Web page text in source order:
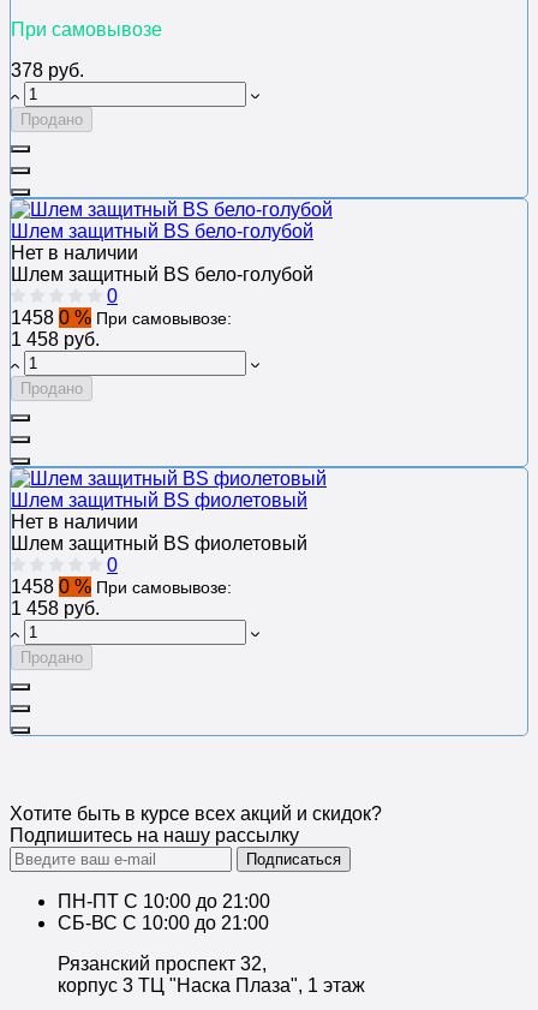
При самовывозе
378 руб.
Продано
Шлем защитный BS бело-голубой
Нет в наличии
Шлем защитный BS бело-голубой
0
1458 0 % При самовывозе:
1 458 руб.
Продано
Шлем защитный BS фиолетовый
Нет в наличии
Шлем защитный BS фиолетовый
0
1458 0 % При самовывозе:
1 458 руб.
Продано
Хотите быть в курсе всех акций и скидок?
Подпишитесь на нашу рассылку
Подписаться
ПН-ПТ C 10:00 до 21:00
СБ-ВС С 10:00 до 21:00
Рязанский проспект 32,
корпус 3 ТЦ "Наска Плаза", 1 этаж